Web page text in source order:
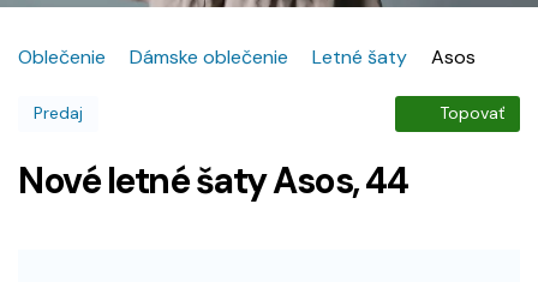
Oblečenie Dámske oblečenie Letné šaty Asos
Predaj Topovať
Nové letné šaty Asos, 44